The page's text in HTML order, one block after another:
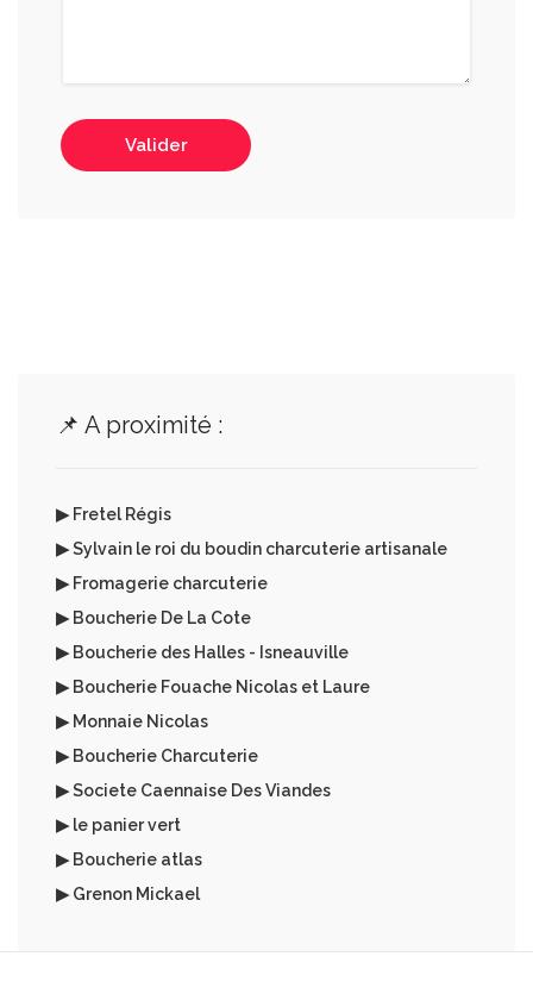
Valider
📌 A proximité :
▶ Fretel Régis
▶ Sylvain le roi du boudin charcuterie artisanale
▶ Fromagerie charcuterie
▶ Boucherie De La Cote
▶ Boucherie des Halles - Isneauville
▶ Boucherie Fouache Nicolas et Laure
▶ Monnaie Nicolas
▶ Boucherie Charcuterie
▶ Societe Caennaise Des Viandes
▶ le panier vert
▶ Boucherie atlas
▶ Grenon Mickael